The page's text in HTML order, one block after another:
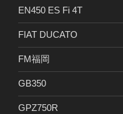
EN450 ES Fi 4T
FIAT DUCATO
FM福岡
GB350
GPZ750R